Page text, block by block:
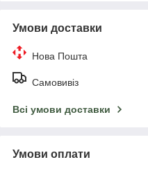
Умови доставки
Нова Пошта
Самовивіз
Всі умови доставки
Умови оплати